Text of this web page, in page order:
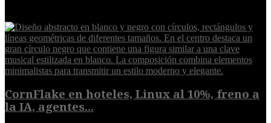
CornFlake en hoteles, Linux al 10%, freno a
la IA, agentes...